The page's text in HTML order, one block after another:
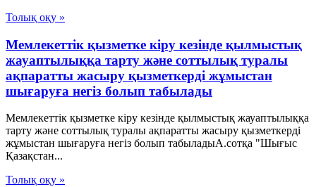
Толық оқу »
Мемлекеттік қызметке кіру кезінде қылмыстық
жауаптылыққа тарту және соттылық туралы
ақпаратты жасыру қызметкерді жұмыстан
шығаруға негіз болып табылады
Мемлекеттік қызметке кіру кезінде қылмыстық жауаптылыққа
тарту және соттылық туралы ақпаратты жасыру қызметкерді
жұмыстан шығаруға негіз болып табыладыА.сотқа "Шығыс
Қазақстан...
Толық оқу »